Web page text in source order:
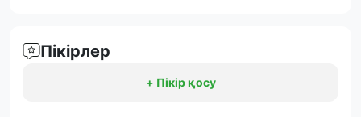
Пікірлер
+ Пікір қосу